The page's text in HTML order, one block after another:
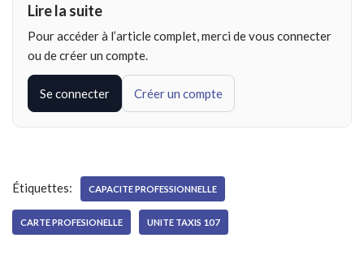
Lire la suite
Pour accéder à l’article complet, merci de vous connecter
ou de créer un compte.
Se connecter Créer un compte
Étiquettes: CAPACITE PROFESSIONNELLE
CARTE PROFESIONELLE UNITE TAXIS 107